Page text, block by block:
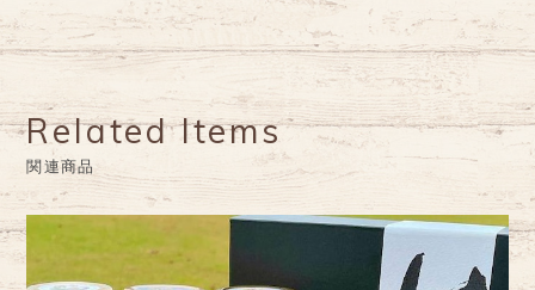
Related Items
関連商品